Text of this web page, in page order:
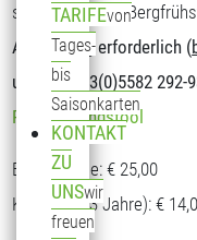
TARIFEvon
Tages-
bis
Saisonkarten
KONTAKT
ZU
UNSwir
freuen
schmackhaften
Anmeldung erforderlich (
unter T: +43(0)5582
Reservierungstool
Erwachsene: € 25,00
Kinder (5-13 Jahre): €